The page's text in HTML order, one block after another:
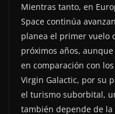
Mientras tanto, en
Space continúa
planea el primer vuelo
próximos años,
en comparación con
Virgin Galactic, por su
el turismo suborbital,
también depende de